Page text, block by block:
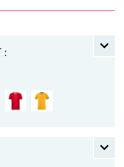
Léger, Homme,
: